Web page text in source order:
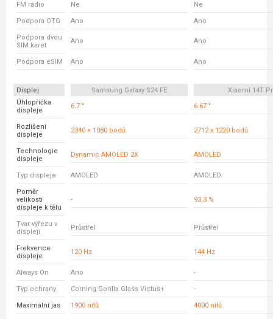
FM rádio Ne Ne
Podpora OTG Ano Ano
Podpora dvou
SIM karet
Ano Ano
Podpora eSIM Ano Ano
Displej Samsung Galaxy S24 FE
Xiaomi 14T
Úhlopříčka
displeje
6.7 " 6.67 "
Rozlišení
displeje
2340 × 1080 bodů 2712 x 1220 bodů
Technologie
displeje
Dynamic AMOLED 2X AMOLED
Typ displeje AMOLED AMOLED
Poměr
velikosti
displeje k tělu
- 93,3 %
Tvar výřezu v
displeji
Průstřel Průstřel
Frekvence
displeje
120 Hz 144 Hz
Always On Ano -
Typ ochrany Corning Gorilla Glass Victus+ -
Maximální jas 1900 nitů 4000 nitů